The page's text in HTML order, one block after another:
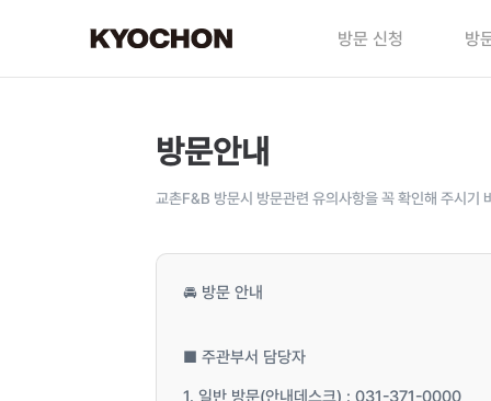
방문 신청 방
방문안내
교촌F&B 방문시 방문관련 유의사항을 꼭 확인해 주시기